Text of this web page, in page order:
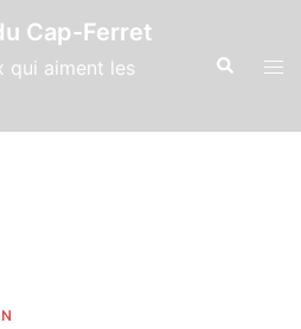
Cap-Ferret
qui aiment les